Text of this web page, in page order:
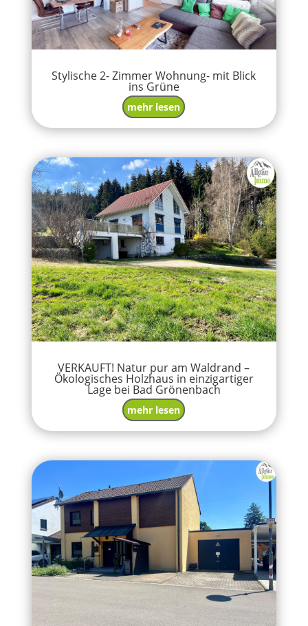
Stylische 2- Zimmer Wohnung- mit Blick
ins Grüne
mehr lesen
VERKAUFT! Natur pur am Waldrand –
Ökologisches Holzhaus in einzigartiger
Lage bei Bad Grönenbach
mehr lesen